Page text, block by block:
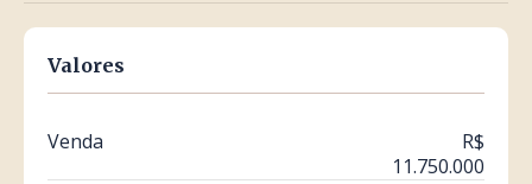
Valores
Venda
R$
11.750.000